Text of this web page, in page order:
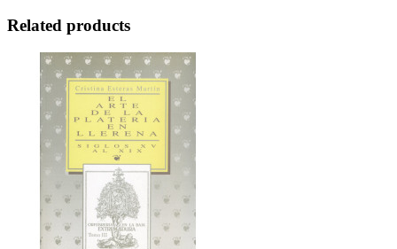
Related products